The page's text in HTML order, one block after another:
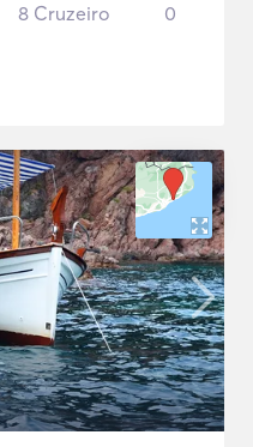
8 Cruzeiro 0